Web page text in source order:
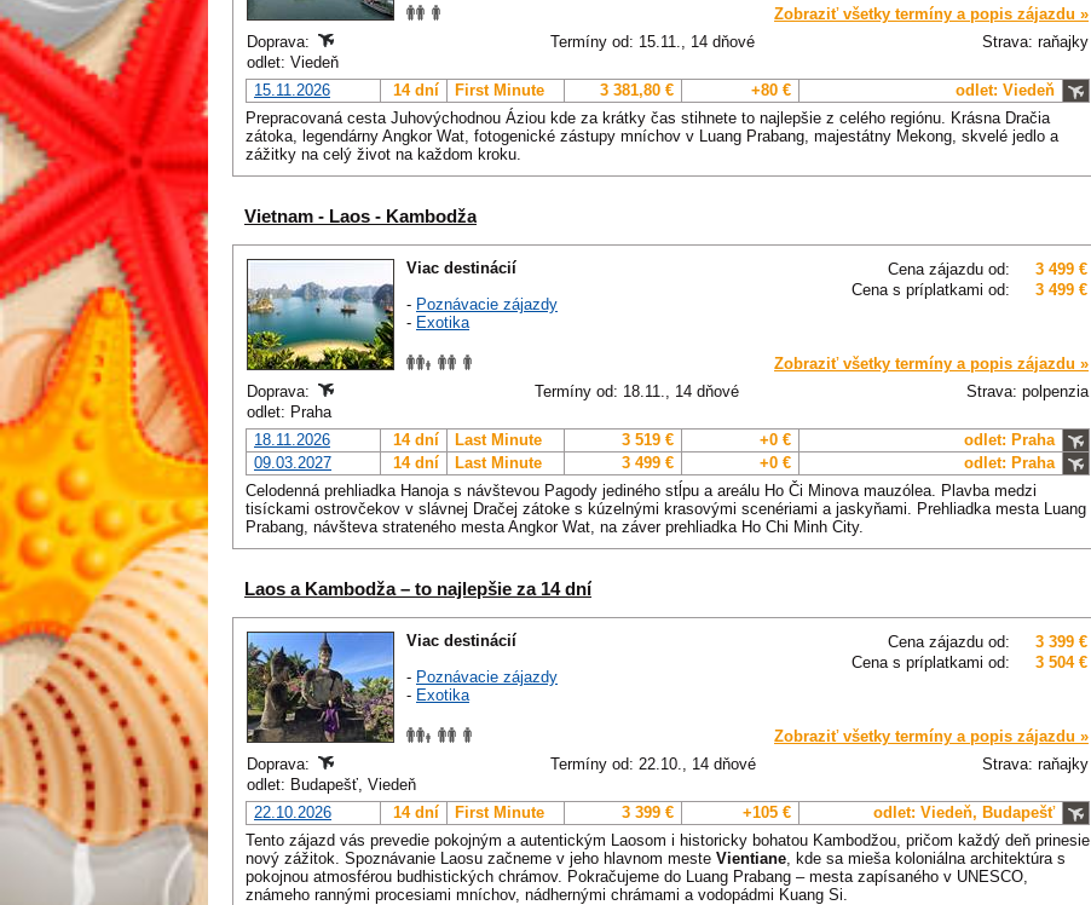
Zobraziť všetky termíny a popis zájazdu »
Doprava:
Termíny od: 15.11., 14 dňové
Strava: raňajky
odlet: Viedeň
15.11.2026
14 dní First Minute 3 381,80 € +80 €
odlet: Viedeň
Prepracovaná cesta Juhovýchodnou Áziou kde za krátky čas stihnete to najlepšie z celého regiónu. Krásna Dračia
zátoka, legendárny Angkor Wat, fotogenické zástupy mníchov v Luang Prabang, majestátny Mekong, skvelé jedlo a
zážitky na celý život na každom kroku.
Vietnam - Laos - Kambodža
Cena zájazdu od:
3 499 €
Cena s príplatkami od:
3 499 €
Viac destinácií
- Poznávacie zájazdy
- Exotika
Zobraziť všetky termíny a popis zájazdu »
Doprava:
Termíny od: 18.11., 14 dňové
Strava: polpenzia
odlet: Praha
18.11.2026
14 dní Last Minute 3 519 € +0 €
odlet: Praha
09.03.2027
14 dní Last Minute 3 499 € +0 €
odlet: Praha
Celodenná prehliadka Hanoja s návštevou Pagody jediného stĺpu a areálu Ho Či Minova mauzólea. Plavba medzi
tisíckami ostrovčekov v slávnej Dračej zátoke s kúzelnými krasovými scenériami a jaskyňami. Prehliadka mesta Luang
Prabang, návšteva strateného mesta Angkor Wat, na záver prehliadka Ho Chi Minh City.
Laos a Kambodža – to najlepšie za 14 dní
Cena zájazdu od:
3 399 €
Cena s príplatkami od:
3 504 €
Viac destinácií
- Poznávacie zájazdy
- Exotika
Zobraziť všetky termíny a popis zájazdu »
Doprava:
Termíny od: 22.10., 14 dňové
Strava: raňajky
odlet: Budapešť, Viedeň
22.10.2026
14 dní First Minute 3 399 € +105 €
odlet: Viedeň, Budapešť
Tento zájazd vás prevedie pokojným a autentickým Laosom i historicky bohatou Kambodžou, pričom každý deň prinesie
nový zážitok. Spoznávanie Laosu začneme v jeho hlavnom meste Vientiane , kde sa mieša koloniálna architektúra s
pokojnou atmosférou budhistických chrámov. Pokračujeme do Luang Prabang – mesta zapísaného v UNESCO,
známeho rannými procesiami mníchov, nádhernými chrámami a vodopádmi Kuang Si.